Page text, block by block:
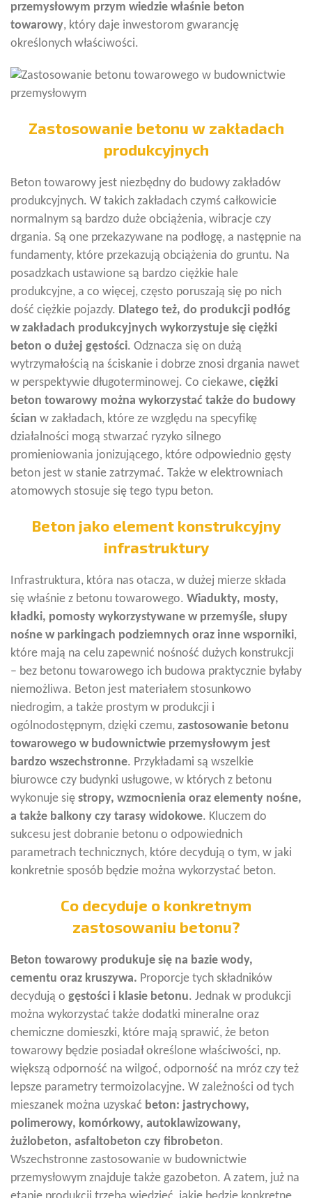
przemysłowym przym wiedzie właśnie beton
towarowy, który daje inwestorom gwarancję
określonych właściwości.
Zastosowanie betonu w zakładach
produkcyjnych
Beton towarowy jest niezbędny do budowy zakładów
produkcyjnych. W takich zakładach czymś całkowicie
normalnym są bardzo duże obciążenia, wibracje czy
drgania. Są one przekazywane na podłogę, a następnie na
fundamenty, które przekazują obciążenia do gruntu. Na
posadzkach ustawione są bardzo ciężkie hale
produkcyjne, a co więcej, często poruszają się po nich
dość ciężkie pojazdy. Dlatego też, do produkcji podłóg
w zakładach produkcyjnych wykorzystuje się ciężki
beton o dużej gęstości. Odznacza się on dużą
wytrzymałością na ściskanie i dobrze znosi drgania nawet
w perspektywie długoterminowej. Co ciekawe, ciężki
beton towarowy można wykorzystać także do budowy
ścian w zakładach, które ze względu na specyfikę
działalności mogą stwarzać ryzyko silnego
promieniowania jonizującego, które odpowiednio gęsty
beton jest w stanie zatrzymać. Także w elektrowniach
atomowych stosuje się tego typu beton.
Beton jako element konstrukcyjny
infrastruktury
Infrastruktura, która nas otacza, w dużej mierze składa
się właśnie z betonu towarowego. Wiadukty, mosty,
kładki, pomosty wykorzystywane w przemyśle, słupy
nośne w parkingach podziemnych oraz inne wsporniki,
które mają na celu zapewnić nośność dużych konstrukcji
– bez betonu towarowego ich budowa praktycznie byłaby
niemożliwa. Beton jest materiałem stosunkowo
niedrogim, a także prostym w produkcji i
ogólnodostępnym, dzięki czemu, zastosowanie betonu
towarowego w budownictwie przemysłowym jest
bardzo wszechstronne. Przykładami są wszelkie
biurowce czy budynki usługowe, w których z betonu
wykonuje się stropy, wzmocnienia oraz elementy nośne,
a także balkony czy tarasy widokowe. Kluczem do
sukcesu jest dobranie betonu o odpowiednich
parametrach technicznych, które decydują o tym, w jaki
konkretnie sposób będzie można wykorzystać beton.
Co decyduje o konkretnym
zastosowaniu betonu?
Beton towarowy produkuje się na bazie wody,
cementu oraz kruszywa. Proporcje tych składników
decydują o gęstości i klasie betonu. Jednak w produkcji
można wykorzystać także dodatki mineralne oraz
chemiczne domieszki, które mają sprawić, że beton
towarowy będzie posiadał określone właściwości, np.
większą odporność na wilgoć, odporność na mróz czy też
lepsze parametry termoizolacyjne. W zależności od tych
mieszanek można uzyskać beton: jastrychowy,
polimerowy, komórkowy, autoklawizowany,
żużlobeton, asfaltobeton czy fibrobeton.
Wszechstronne zastosowanie w budownictwie
przemysłowym znajduje także gazobeton. A zatem, już na